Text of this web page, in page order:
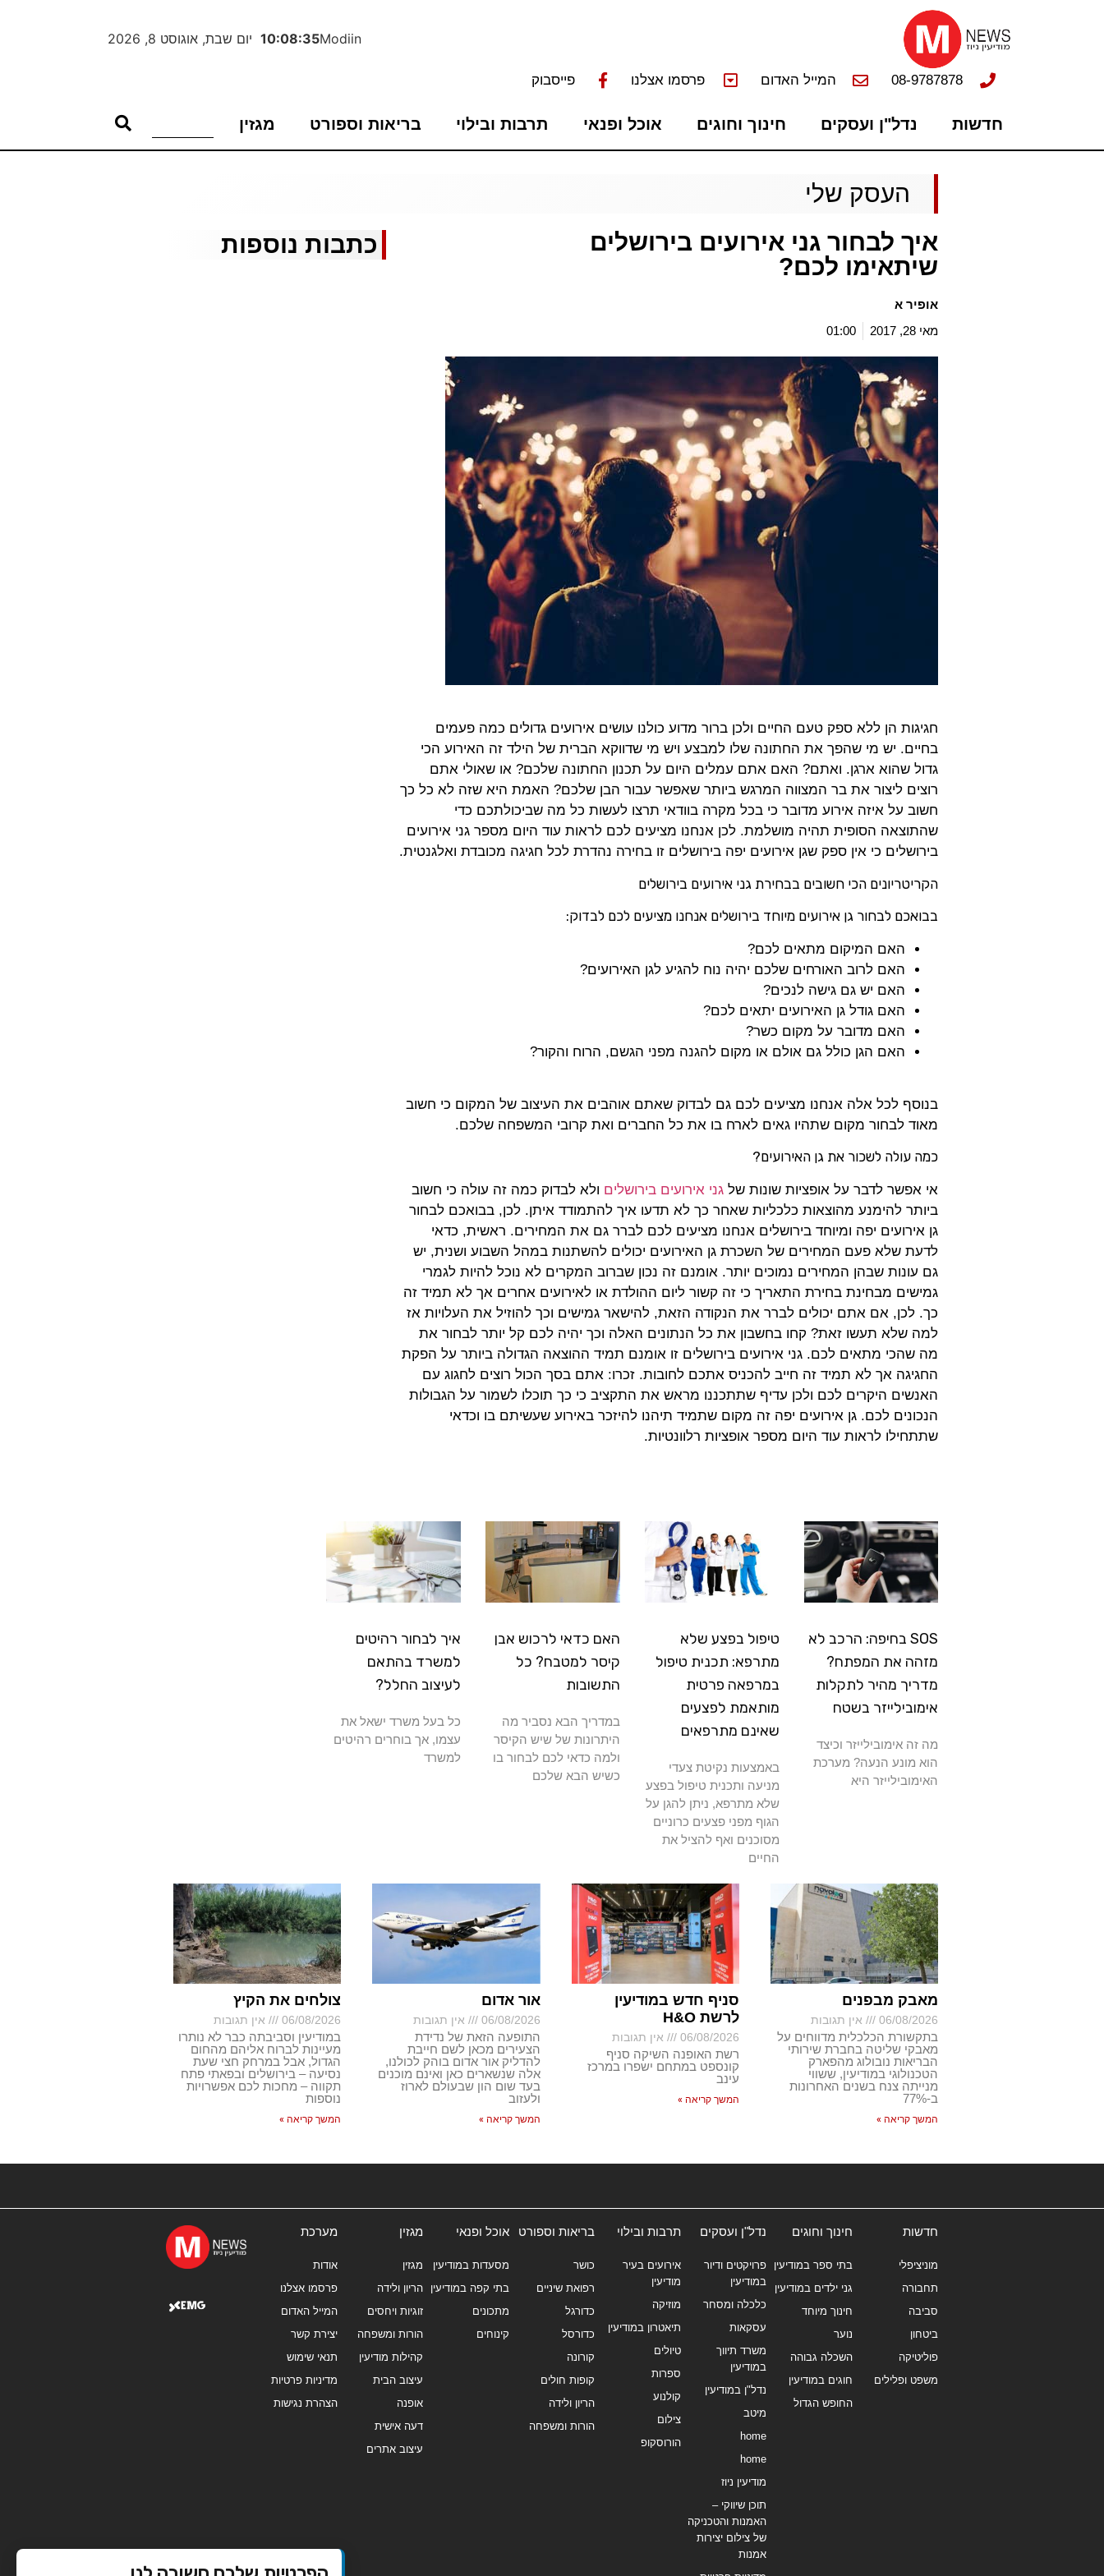
Modiin
10:08:36 יום שבת, אוגוסט 8, 2026
08-9787878 המייל האדום פרסמו אצלנו פייסבוק
חדשות נדל"ן ועסקים חינוך וחוגים אוכל ופנאי תרבות ובילוי בריאות וספורט מגזין
העסק שלי
איך לבחור גני אירועים בירושלים
שיתאימו לכם?
אופיר א
מאי 28, 2017
01:00
חגיגות הן ללא ספק טעם החיים ולכן ברור מדוע כולנו עושים אירועים גדולים כמה פעמים
בחיים. יש מי שהפך את החתונה שלו למבצע ויש מי שדווקא הברית של הילד זה האירוע הכי
גדול שהוא ארגן. ואתם? האם אתם עמלים היום על תכנון החתונה שלכם? או שאולי אתם
רוצים ליצור את בר המצווה המרגש ביותר שאפשר עבור הבן שלכם? האמת היא שזה לא כל כך
חשוב על איזה אירוע מדובר כי בכל מקרה בוודאי תרצו לעשות כל מה שביכולתכם כדי
שהתוצאה הסופית תהיה מושלמת. לכן אנחנו מציעים לכם לראות עוד היום מספר גני אירועים
בירושלים כי אין ספק שגן אירועים יפה בירושלים זו בחירה נהדרת לכל חגיגה מכובדת ואלגנטית.
הקריטריונים הכי חשובים בבחירת גני אירועים בירושלים
בבואכם לבחור גן אירועים מיוחד בירושלים אנחנו מציעים לכם לבדוק:
האם המיקום מתאים לכם?
האם לרוב האורחים שלכם יהיה נוח להגיע לגן האירועים?
האם יש גם גישה לנכים?
האם גודל גן האירועים יתאים לכם?
האם מדובר על מקום כשר?
האם הגן כולל גם אולם או מקום להגנה מפני הגשם, הרוח והקור?
בנוסף לכל אלה אנחנו מציעים לכם גם לבדוק שאתם אוהבים את העיצוב של המקום כי חשוב
מאוד לבחור מקום שתהיו גאים לארח בו את כל החברים ואת קרובי המשפחה שלכם.
כמה עולה לשכור את גן האירועים?
אי אפשר לדבר על אופציות שונות של גני אירועים בירושלים ולא לבדוק כמה זה עולה כי חשוב
ביותר להימנע מהוצאות כלכליות שאחר כך לא תדעו איך להתמודד איתן. לכן, בבואכם לבחור
גן אירועים יפה ומיוחד בירושלים אנחנו מציעים לכם לברר גם את המחירים. ראשית, כדאי
לדעת שלא פעם המחירים של השכרת גן האירועים יכולים להשתנות במהל השבוע ושנית, יש
גם עונות שבהן המחירים נמוכים יותר. אומנם זה נכון שברוב המקרים לא נוכל להיות לגמרי
גמישים מבחינת בחירת התאריך כי זה קשור ליום ההולדת או לאירועים אחרים אך לא תמיד זה
כך. לכן, אם אתם יכולים לברר את הנקודה הזאת, להישאר גמישים וכך להוזיל את העלויות אז
למה שלא תעשו זאת? קחו בחשבון את כל הנתונים האלה וכך יהיה לכם קל יותר לבחור את
מה שהכי מתאים לכם. גני אירועים בירושלים זו אומנם תמיד ההוצאה הגדולה ביותר על הפקת
החגיגה אך לא תמיד זה חייב להכניס אתכם לחובות. זכרו: אתם בסך הכול רוצים לחגוג עם
האנשים היקרים לכם ולכן עדיף שתתכננו מראש את התקציב כי כך תוכלו לשמור על הגבולות
הנכונים לכם. גן אירועים יפה זה מקום שתמיד תיהנו להיזכר באירוע שעשיתם בו וכדאי
שתתחילו לראות עוד היום מספר אופציות רלוונטיות.
כתבות נוספות
SOS בחיפה: הרכב לא
מזהה את המפתח?
מדריך מהיר לתקלות
אימובילייזר בשטח
מה זה אימובילייזר וכיצד
הוא מונע הנעה? מערכת
האימובילייזר היא
טיפול בפצע שלא
מתרפא: תכנית טיפול
במרפאה פרטית
מותאמת לפצעים
שאינם מתרפאים
באמצעות נקיטת צעדי
מניעה ותכנית טיפול בפצע
שלא מתרפא, ניתן להגן על
הגוף מפני פצעים כרוניים
מסוכנים ואף להציל את
החיים
האם כדאי לרכוש אבן
קיסר למטבח? כל
התשובות
במדריך הבא נסביר מה
היתרונות של שיש הקיסר
ולמה כדאי לכם לבחור בו
כשיש הבא שלכם
איך לבחור רהיטים
למשרד בהתאם
לעיצוב החלל?
כל בעל משרד ישאל את
עצמו, אך בוחרים רהיטים
למשרד
מאבק מבפנים
06/08/2026 אין תגובות
בתקשורת הכלכלית מדווחים על
מאבקי שליטה בחברת שירותי
הבריאות נובולוג מהפארק
הטכנולוגי במודיעין, ששווי
מנייתה צנח בשנים האחרונות
ב-77%
המשך קריאה »
סניף חדש במודיעין
לרשת H&O
06/08/2026 אין תגובות
רשת האופנה השיקה סניף
קונספט במתחם ישפרו במרכז
עינב
המשך קריאה »
אור אדום
06/08/2026 אין תגובות
התופעה הזאת של נדידת
הצעירים מכאן לשם חייבת
להדליק אור אדום בוהק לכולנו,
אלה שנשארים כאן ואינם מוכנים
בעד שום הון שבעולם לארוז
ולעזוב
המשך קריאה »
צולחים את הקיץ
06/08/2026 אין תגובות
במודיעין וסביבתה כבר לא נותרו
מעיינות לברוח אליהם מהחום
הגדול, אבל במרחק חצי שעת
נסיעה – בירושלים ובפאתי פתח
תקווה – מחכות לכם אפשרויות
נוספות
המשך קריאה »
חדשות
מוניציפלי
תחבורה
סביבה
ביטחון
פוליטיקה
משפט ופלילים
חינוך וחוגים
בתי ספר במודיעין
גני ילדים במודיעין
חינוך מיוחד
נוער
השכלה גבוהה
חוגים במודיעין
החופש הגדול
נדל"ן ועסקים
פרויקטים ודיור
במודיעין
כלכלה ומסחר
עסקאות
משרד תיווך
במודיעין
נדל"ן במודיעין
מיטב
home
home
מודיעין ניוז
תוכן שיווקי –
האמנות והטכניקה
של צילום יצירות
אמנות
תרבות ובילוי
אירועים בעיר
מודיעין
מוזיקה
תיאטרון במודיעין
טיולים
ספרות
קולנוע
צילום
הורוסקופ
בריאות וספורט
כושר
רפואת שיניים
כדורגל
כדורסל
קורונה
קופות חולים
הריון ולידה
הורות ומשפחה
אוכל ופנאי
מסעדות במודיעין
בתי קפה במודיעין
מתכונים
קינוחים
מגזין
מגזין
הריון ולידה
זוגיות ויחסים
הורות ומשפחה
קהילות מודיעין
עיצוב הבית
אופנה
דעה אישית
עיצוב אתרים
מערכת
אודות
פרסמו אצלנו
המייל האדום
יצירת קשר
תנאי שימוש
מדיניות פרטיות
הצהרת נגישות